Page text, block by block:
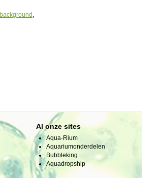
background ,
Al onze sites
Aqua-Rium
Aquariumonderdelen
Bubbleking
Aquadropship